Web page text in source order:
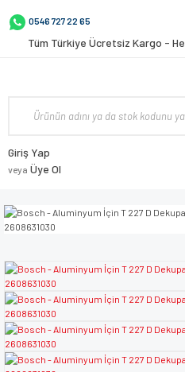
0546 727 22 65
Tüm Türkiye Ücretsiz Kargo -
Giriş Yap
veya Üye Ol